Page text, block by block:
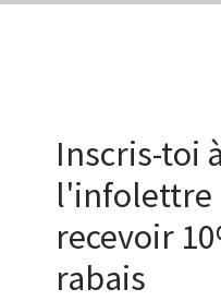
Inscris-toi à
l'infolettre
recevoir
rabais
boisson réconfortante
ainsi une harmonie parfaite
fraîche et acidulée de
sucrées, dans le potager
bas fera en sorte que vous